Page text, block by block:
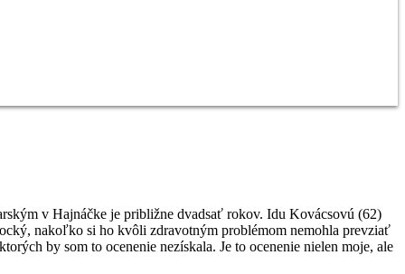
v Hajnáčke je približne dvadsať rokov. Idu Kovácsovú (62)
nakoľko si ho kvôli zdravotným problémom nemohla prevziať
by som to ocenenie nezískala. Je to ocenenie nielen moje, ale